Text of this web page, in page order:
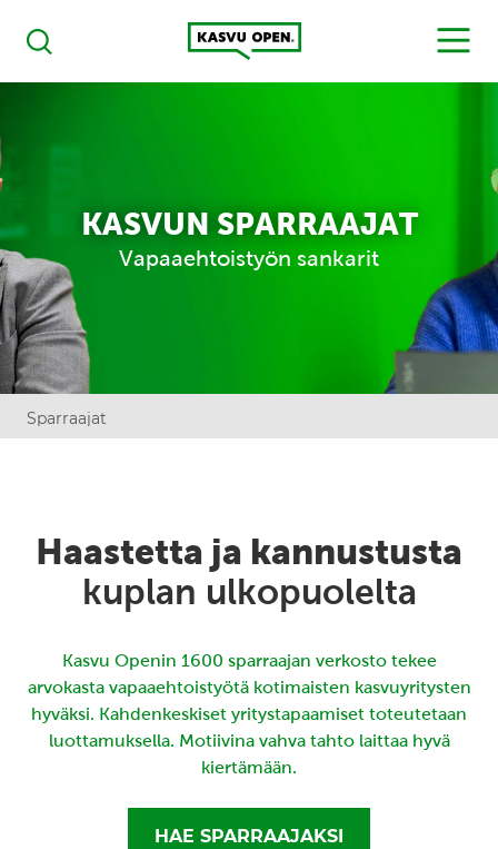
Haku
Kasvu Open
MENU
KASVUN SPARRAAJAT
Vapaaehtoistyön sankarit
Sparraajat
Haastetta ja kannustusta
kuplan ulkopuolelta
Kasvu Openin 1600 sparraajan verkosto tekee
arvokasta vapaaehtoistyötä kotimaisten kasvuyritysten
hyväksi. Kahdenkeskiset yritystapaamiset toteutetaan
luottamuksella. Motiivina vahva tahto laittaa hyvä
kiertämään.
HAE SPARRAAJAKSI